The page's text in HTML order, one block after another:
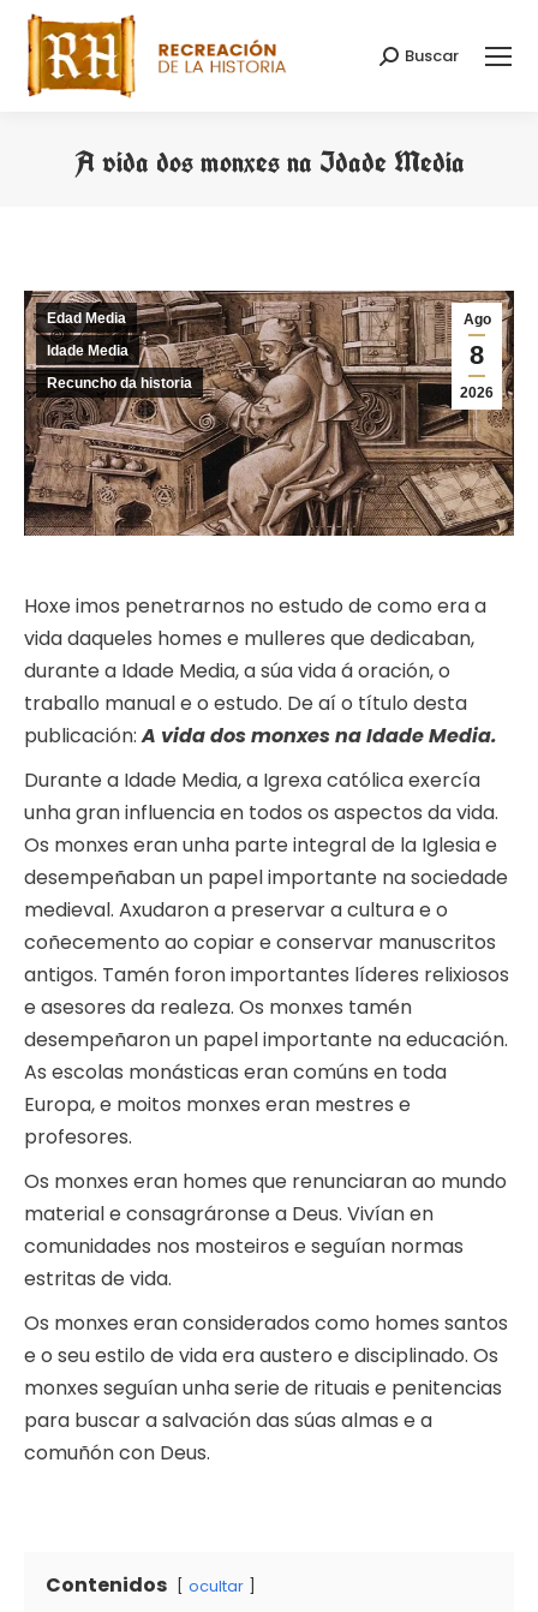
Search:
Buscar
A vida dos monxes na Idade Media
Ago
8
2026
Edad Media
Idade Media
Recuncho da historia
Hoxe imos penetrarnos no estudo de como era a
vida daqueles homes e mulleres que dedicaban,
durante a Idade Media, a súa vida á oración, o
traballo manual e o estudo. De aí o título desta
publicación:A vida dos monxes na Idade Media.
Durante a Idade Media, a Igrexa católica exercía
unha gran influencia en todos os aspectos da vida.
Os monxes eran unha parte integral de la Iglesia e
desempeñaban un papel importante na sociedade
medieval. Axudaron a preservar a cultura e o
coñecemento ao copiar e conservar manuscritos
antigos. Tamén foron importantes líderes relixiosos
e asesores da realeza. Os monxes tamén
desempeñaron un papel importante na educación.
As escolas monásticas eran comúns en toda
Europa, e moitos monxes eran mestres e
profesores.
Os monxes eran homes que renunciaran ao mundo
material e consagráronse a Deus. Vivían en
comunidades nos mosteiros e seguían normas
estritas de vida.
Os monxes eran considerados como homes santos
e o seu estilo de vida era austero e disciplinado. Os
monxes seguían unha serie de rituais e penitencias
para buscar a salvación das súas almas e a
comuñón con Deus.
Contenidos ocultar